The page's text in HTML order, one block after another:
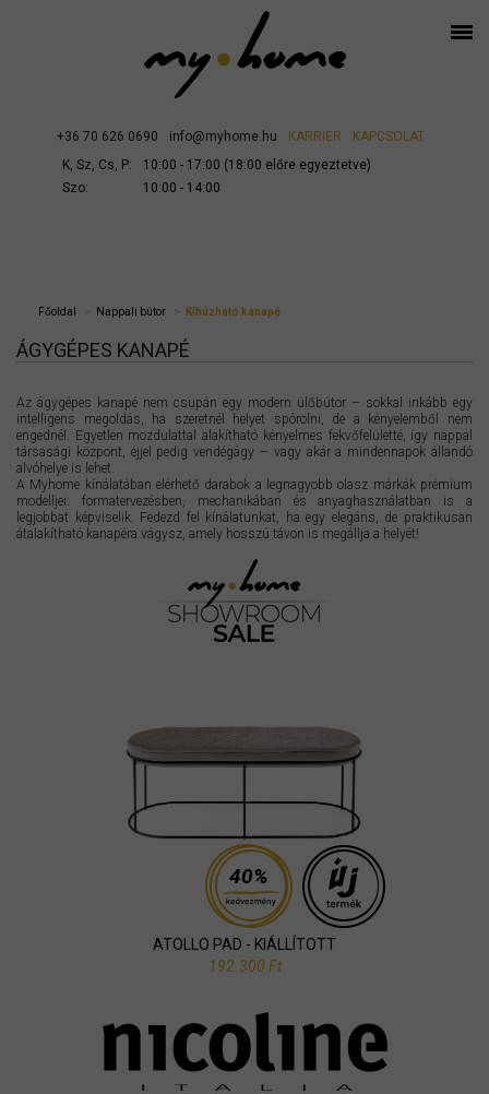
+36 70 626 0690 info@myhome.hu KARRIER
KAPCSOLAT
K, Sz, Cs, P:
10:00 - 17:00 (18:00 előre egyeztetve)
Szo:
10:00 - 14:00
Főoldal Nappali bútor Kihúzható kanapé
ÁGYGÉPES KANAPÉ
Az ágygépes kanapé nem csupán egy modern ülőbútor – sokkal inkább egy
intelligens megoldás, ha szeretnél helyet spórolni, de a kényelemből nem
engednél. Egyetlen mozdulattal alakítható kényelmes fekvőfelületté, így nappal
társasági központ, éjjel pedig vendégágy – vagy akár a mindennapok állandó
alvóhelye is lehet.
A Myhome kínálatában elérhető darabok a legnagyobb olasz márkák prémium
modelljei: formatervezésben, mechanikában és anyaghasználatban is a
legjobbat képviselik. Fedezd fel kínálatunkat, ha egy elegáns, de praktikusan
átalakítható kanapéra vágysz, amely hosszú távon is megállja a helyét!
40%
ATOLLO PAD - KIÁLLÍTOTT
192.300 Ft